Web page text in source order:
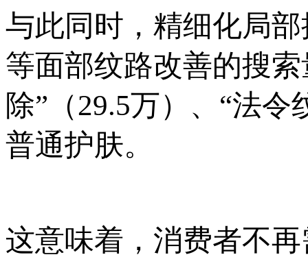
与此同时，精细化局
等面部纹路改善的搜
除”（29.5万）、“法
普通护肤。
这意味着，消费者不